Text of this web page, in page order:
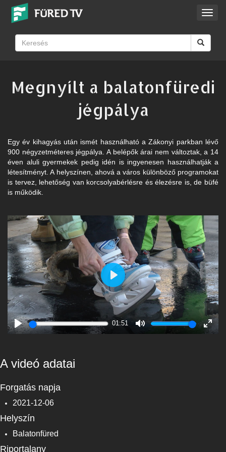
Megnyílt a balatonfüredi
jégpálya
Egy év kihagyás után ismét használható a Zákonyi parkban lévő
900 négyzetméteres jégpálya. A belépők árai nem változtak, a 14
éven aluli gyermekek pedig idén is ingyenesen használhatják a
létesítményt. A helyszínen, ahová a város különböző programokat
is tervez, lehetőség van korcsolyabérlésre és élezésre is, de büfé
is működik.
Play
01:51
Mute
Enter
Play
A videó adatai
Forgatás napja
2021-12-06
Helyszín
Balatonfüred
Riportalany